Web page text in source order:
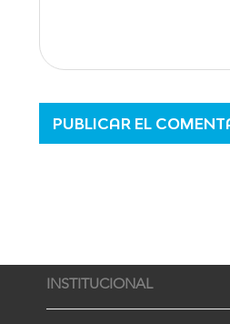
INSTITUCIONAL